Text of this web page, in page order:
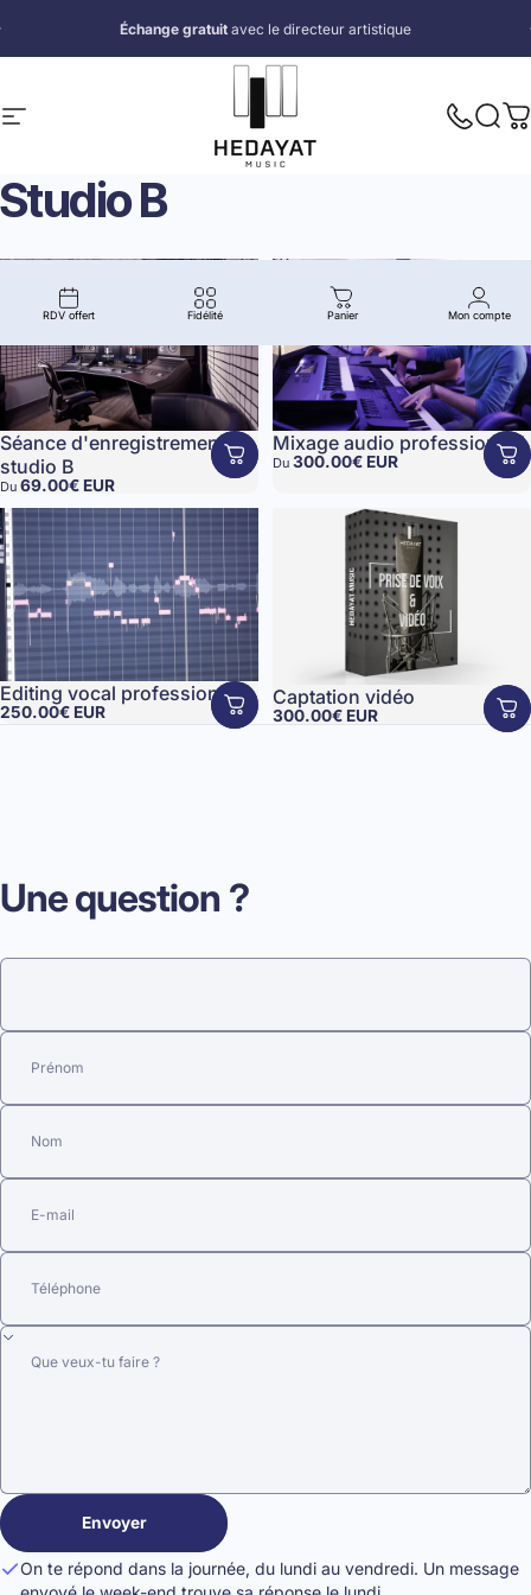
Échange gratuit avec le directeur artistique
Navigation Hedayat Music Nous
RDV offert Fidélité Panier Mon compte
StudioB
Séance d'enregistrement
studio B
Du 69.00€ EUR
Mixage audio professionnel
Du 300.00€ EUR
Editing vocal professionnel
250.00€ EUR
Captation vidéo
300.00€ EUR
Unequestion ?
Prénom
Nom
E-mail
Téléphone
Que veux-tu faire ?
Ton message
Envoyer
On te répond dans la journée, du lundi au vendredi. Un message